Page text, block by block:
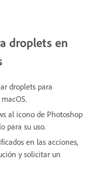
droplets en
droplets para
al icono de Photoshop
para su uso.
en las acciones,
y solicitar un